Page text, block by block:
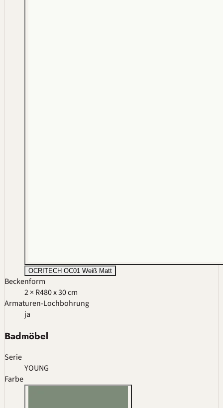
OCRITECH OC01 Weiß Matt
Beckenform
2 × R480 x 30 cm
Armaturen-Lochbohrung
ja
Badmöbel
Serie
YOUNG
Farbe